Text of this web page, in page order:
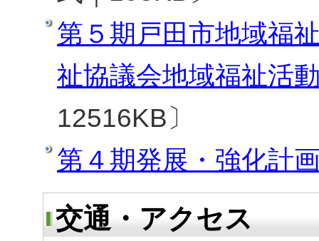
第５期戸田市地域福
祉協議会地域福祉活
12516KB〕
第４期発展・強化計
交通・アクセス